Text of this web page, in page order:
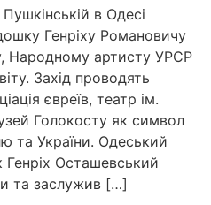
в Одесі
Генріху Романовичу
Народному артисту УРСР
Захід проводять
євреїв, театр ім.
Голокосту як символ
та України. Одеський
Осташевський
та заслужив […]